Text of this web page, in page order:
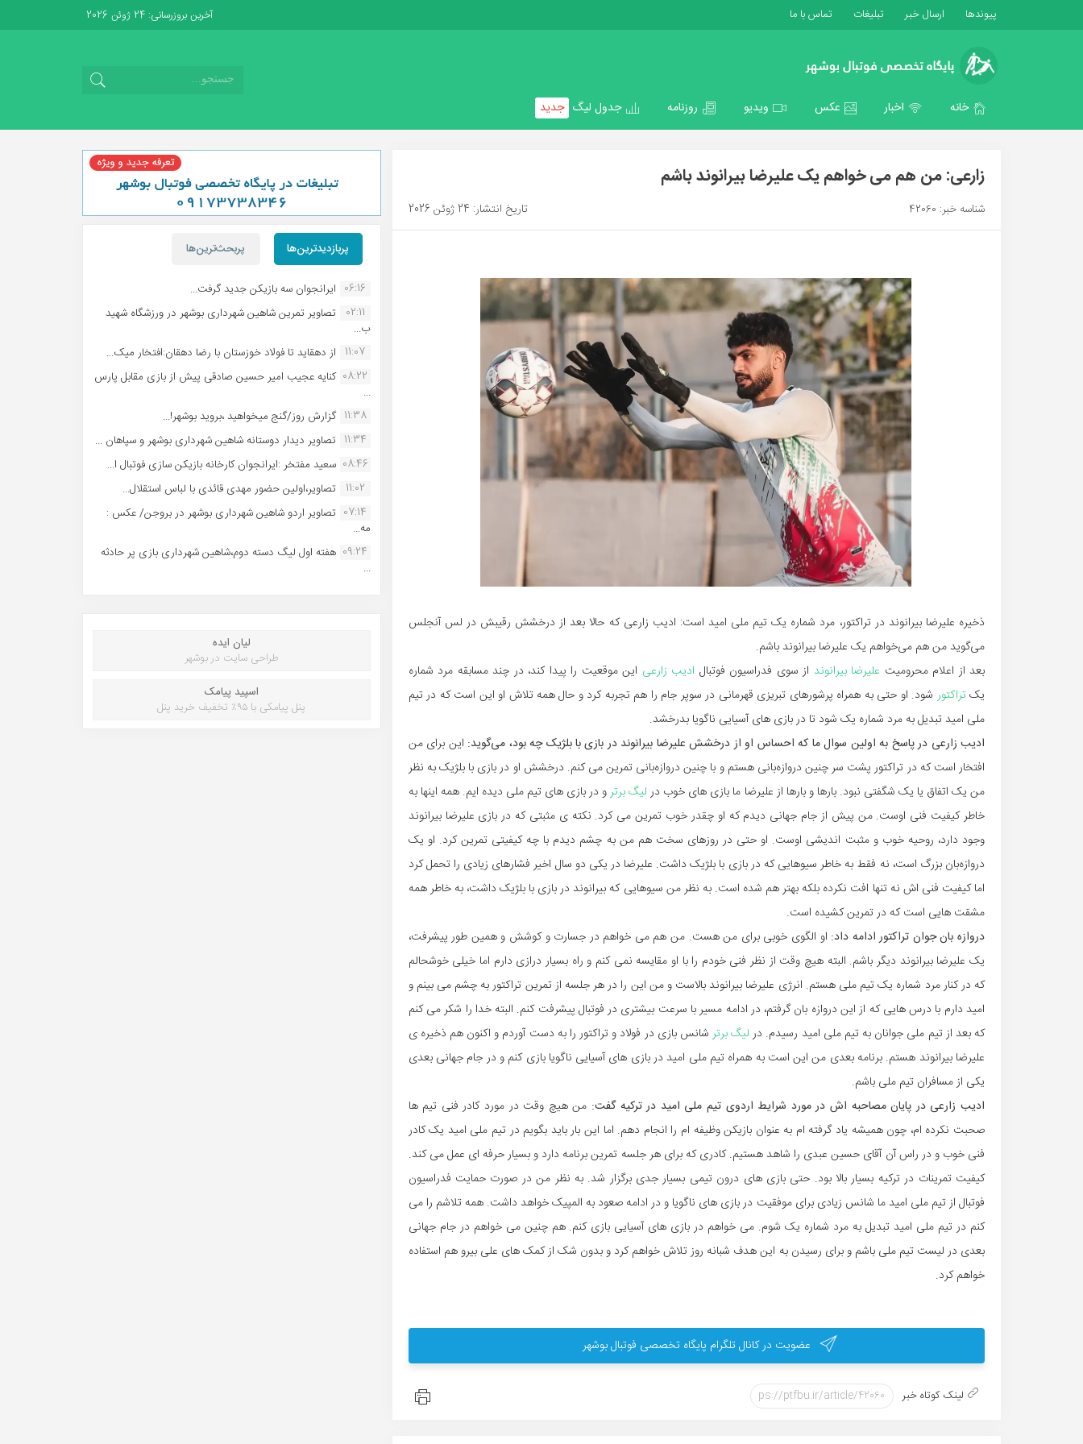
پیوندها ارسال خبر تبلیغات تماس با ما آخرین بروزرسانی: 24 ژوئن 2026
خانه اخبار عکس ویدیو روزنامه جدول لیگ جدید
زارعی: من هم می خواهم یک علیرضا بیرانوند باشم
شناسه خبر: 42060 تاریخ انتشار: 24 ژوئن 2026
ذخیره علیرضا بیرانوند در تراکتور، مرد شماره یک تیم ملی امید است: ادیب زارعی که حالا بعد از درخشش رقیبش در لس آنجلس
می‌گوید من هم می‌خواهم یک علیرضا بیرانوند باشم.
بعد از اعلام محرومیت علیرضا بیرانوند از سوی فدراسیون فوتبال ادیب زارعی این موقعیت را پیدا کند، در چند مسابقه مرد شماره
یکتراکتور شود. او حتی به همراه پرشورهای تبریزی قهرمانی در سوپر جام را هم تجربه کرد و حال همه تلاش او این است که در تیم
ملی امید تبدیل به مرد شماره یک شود تا در بازی های آسیایی ناگویا بدرخشد.
ادیب زارعی در پاسخ به اولین سوال ما که احساس او از درخشش علیرضا بیرانوند در بازی با بلژیک چه بود، می‌گوید: این برای من
افتخار است که در تراکتور پشت سر چنین دروازه‌بانی هستم و با چنین دروازه‌بانی تمرین می کنم. درخشش او در بازی با بلژیک به نظر
من یک اتفاق یا یک شگفتی نبود. بارها و بارها از علیرضا ما بازی های خوب در لیگ برترو در بازی های تیم ملی دیده ایم. همه اینها به
خاطر کیفیت فنی اوست. من پیش از جام جهانی دیدم که او چقدر خوب تمرین می کرد. نکته ی مثبتی که در بازی علیرضا بیرانوند
وجود دارد، روحیه خوب و مثبت اندیشی اوست. او حتی در روزهای سخت هم من به چشم دیدم با چه کیفیتی تمرین کرد. او یک
دروازه‌بان بزرگ است، نه فقط به خاطر سیوهایی که در بازی با بلژیک داشت. علیرضا در یکی دو سال اخیر فشارهای زیادی را تحمل کرد
اما کیفیت فنی اش نه تنها افت نکرده بلکه بهتر هم شده است. به نظر من سیوهایی که بیرانوند در بازی با بلژیک داشت، به خاطر همه
مشقت هایی است که در تمرین کشیده است.
دروازه بان جوان تراکتور ادامه داد: او الگوی خوبی برای من هست. من هم می خواهم در جسارت و کوشش و همین طور پیشرفت،
یک علیرضا بیرانوند دیگر باشم. البته هیچ وقت از نظر فنی خودم را با او مقایسه نمی کنم و راه بسیار درازی دارم اما خیلی خوشحالم
که در کنار مرد شماره یک تیم ملی هستم. انرژی علیرضا بیرانوند بالاست و من این را در هر جلسه از تمرین تراکتور به چشم می بینم و
امید دارم با درس هایی که از این دروازه بان گرفتم، در ادامه مسیر با سرعت بیشتری در فوتبال پیشرفت کنم. البته خدا را شکر می کنم
که بعد از تیم ملی جوانان به تیم ملی امید رسیدم. در لیگ برتر شانس بازی در فولاد و تراکتور را به دست آوردم و اکنون هم ذخیره ی
علیرضا بیرانوند هستم. برنامه بعدی من این است به همراه تیم ملی امید در بازی های آسیایی ناگویا بازی کنم و در جام جهانی بعدی
یکی از مسافران تیم ملی باشم.
ادیب زارعی در پایان مصاحبه اش در مورد شرایط اردوی تیم ملی امید در ترکیه گفت: من هیچ وقت در مورد کادر فنی تیم ها
صحبت نکرده ام، چون همیشه یاد گرفته ام به عنوان بازیکن وظیفه ام را انجام دهم. اما این بار باید بگویم در تیم ملی امید یک کادر
فنی خوب و در راس آن آقای حسین عبدی را شاهد هستیم. کادری که برای هر جلسه تمرین برنامه دارد و بسیار حرفه ای عمل می کند.
کیفیت تمرینات در ترکیه بسیار بالا بود. حتی بازی های درون تیمی بسیار جدی برگزار شد. به نظر من در صورت حمایت فدراسیون
فوتبال از تیم ملی امید ما شانس زیادی برای موفقیت در بازی های ناگویا و در ادامه صعود به المپیک خواهد داشت. همه تلاشم را می
کنم در تیم ملی امید تبدیل به مرد شماره یک شوم. می خواهم در بازی های آسیایی بازی کنم. هم چنین می خواهم در جام جهانی
بعدی در لیست تیم ملی باشم و برای رسیدن به این هدف شبانه روز تلاش خواهم کرد و بدون شک از کمک های علی بیرو هم استفاده
خواهم کرد.
عضویت در کانال تلگرام پایگاه تخصصی فوتبال بوشهر
لینک کوتاه خبر
پربازدیدترین‌ها پربحث‌ترین‌ها
06:16 ایرانجوان سه بازیکن جدید گرفت...
02:11
تصاویر تمرین شاهین شهردارى بوشهر در ورزشگاه شهید
ب...
11:07 از دهقاید تا فولاد خوزستان با رضا دهقان:افتخار میک...
08:22 کنایه عجیب امیر حسین صادقی پیش از بازی مقابل پارس
...
11:38 گزارش روز/گنج میخواهید ،بروید بوشهر!...
11:34 تصاویر دیدار دوستانه شاهین شهردارى بوشهر و سپاهان ...
08:46 سعید مفتخر :ایرانجوان کارخانه بازیکن سازی فوتبال ا...
11:02
تصاویر،اولین حضور مهدی قائدی با لباس استقلال...
07:14 تصاویر اردو شاهین شهرداری بوشهر در بروجن/ عکس :
مه...
09:24 هفته اول لیگ دسته دوم،شاهین شهرداری بازی پر حادثه
...
لیان ایده
طراحی سایت در بوشهر
اسپید پیامک
پنل پیامکی با ۹۵٪ تخفیف خرید پنل